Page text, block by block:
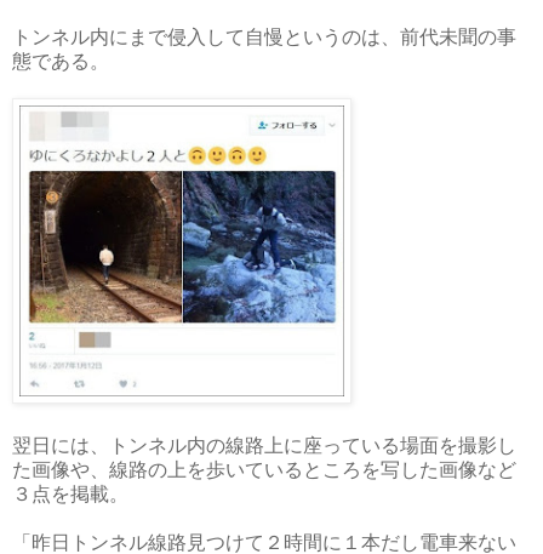
トンネル内にまで侵入して自慢というのは、前代未聞の事
態である。
翌日には、トンネル内の線路上に座っている場面を撮影し
た画像や、線路の上を歩いているところを写した画像など
３点を掲載。
「昨日トンネル線路見つけて２時間に１本だし電車来ない